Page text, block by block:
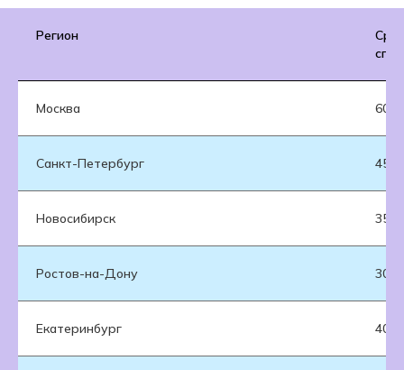
Регион
Москва 60
Санкт-Петербург 45
Новосибирск 35
Ростов-на-Дону 30
Екатеринбург 40